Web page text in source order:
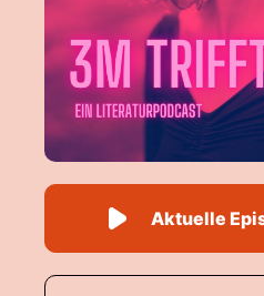
Aktuelle